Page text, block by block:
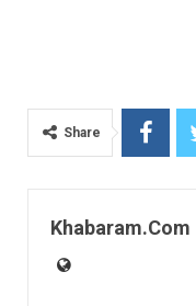
Share
Khabaram.Com